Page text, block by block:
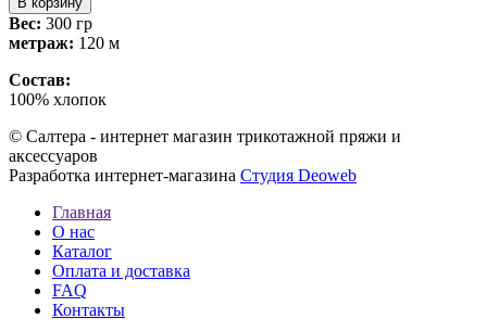
Вес: 300 гр
метраж: 120 м
Состав:
100% хлопок
© Салтера - интернет магазин трикотажной пряжи и
аксессуаров
Разработка интернет-магазина Студия Deoweb
Главная
О нас
Каталог
Оплата и доставка
FAQ
Контакты